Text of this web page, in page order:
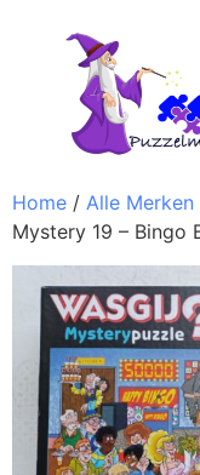
Home / Alle Merken
Mystery 19 – Bingo